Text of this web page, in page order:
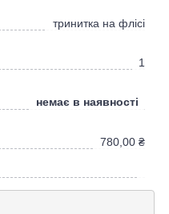
тринитка на флісі
1
немає в наявності
780,00 ₴